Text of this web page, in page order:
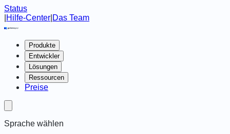
Status
Hilfe-Center Das Team
Produkte
Entwickler
Lösungen
Ressourcen
Preise
Sprache wählen